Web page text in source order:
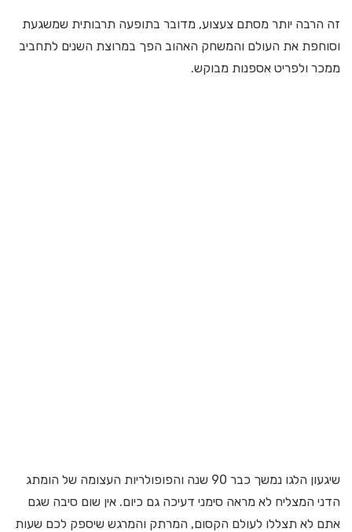
זה הרבה יותר מסתם צעצוע, מדובר בתופעה תרבותית שמשגעת
וסוחפת את העולם והמשחק האהוב הפך במרוצת השנים לתחביב
ממכר ולפריט אספנות מבוקש.
שיגעון הלגו נמשך כבר 90 שנה והפופולריות העצומה של הומתג
הדני המצליח לא מראה סימני דעיכה גם כיום. אין שום סיבה שגם
אתם לא תצללו לעולם הקסום, המרתק והמרגש שיספק לכם שעות